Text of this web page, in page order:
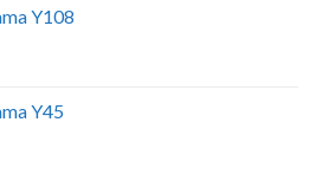
Y108
Y45